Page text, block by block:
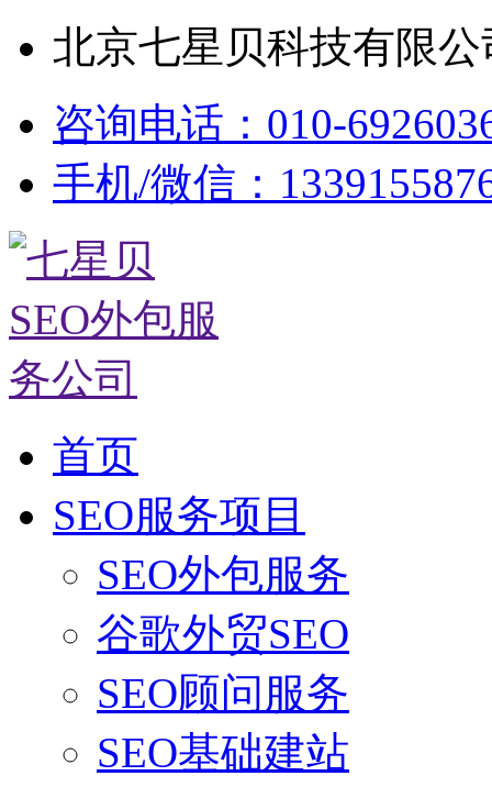
北京七星贝科技有限
咨询电话：010-
手机/微信：
首页
SEO服务项目
SEO外包服务
谷歌外贸SEO
SEO顾问服务
SEO基础建站